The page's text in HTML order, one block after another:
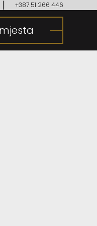
| +387 51 266 446